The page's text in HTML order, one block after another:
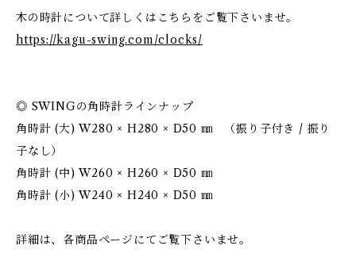
木の時計について詳しくはこちらをご覧下さいませ。
https://kagu-swing.com/clocks/
◎ SWINGの角時計ラインナップ
角時計 (大) W280 × H280 × D50 ㎜ （振り子付き / 振り
子なし）
角時計 (中) W260 × H260 × D50 ㎜
角時計 (小) W240 × H240 × D50 ㎜
詳細は、各商品ページにてご覧下さいませ。